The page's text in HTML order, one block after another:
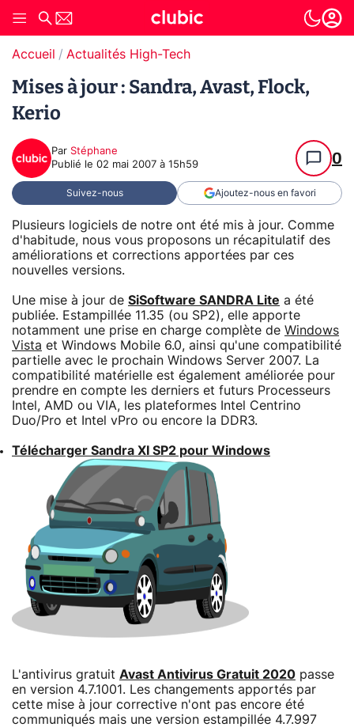
Accueil Actualités High-Tech
Mises à jour : Sandra, Avast, Flock,
Kerio
Par Stéphane
Publié le 02 mai 2007 à 15h59 0
Suivez-nous Ajoutez-nous en favori
Plusieurs logiciels de notre ont été mis à jour. Comme
d'habitude, nous vous proposons un récapitulatif des
améliorations et corrections apportées par ces
nouvelles versions.
Une mise à jour de SiSoftware SANDRA Lite a été
publiée. Estampillée 11.35 (ou SP2), elle apporte
notamment une prise en charge complète de Windows
Vista et Windows Mobile 6.0, ainsi qu'une compatibilité
partielle avec le prochain Windows Server 2007. La
compatibilité matérielle est également améliorée pour
prendre en compte les derniers et futurs Processeurs
Intel, AMD ou VIA, les plateformes Intel Centrino
Duo/Pro et Intel vPro ou encore la DDR3.
Télécharger Sandra XI SP2 pour Windows
L'antivirus gratuit Avast Antivirus Gratuit 2020 passe
en version 4.7.1001. Les changements apportés par
cette mise à jour corrective n'ont pas encore été
communiqués mais une version estampillée 4.7.997